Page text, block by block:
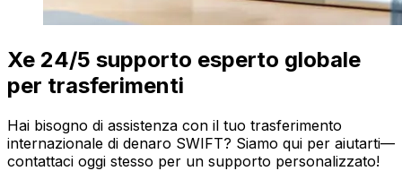
Xe 24/5 supporto esperto globale
per trasferimenti
Hai bisogno di assistenza con il tuo trasferimento
internazionale di denaro SWIFT? Siamo qui per aiutarti—
contattaci oggi stesso per un supporto personalizzato!